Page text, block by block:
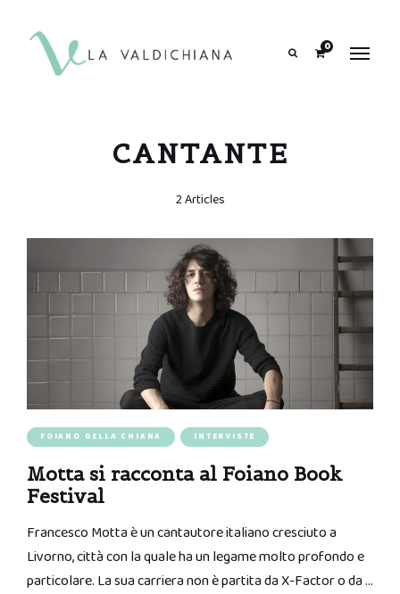
0
CANTANTE
2 Articles
FOIANO DELLA CHIANA INTERVISTE
Motta si racconta al Foiano Book
Festival
Francesco Motta è un cantautore italiano cresciuto a
Livorno, città con la quale ha un legame molto profondo e
particolare. La sua carriera non è partita da X-Factor o da …